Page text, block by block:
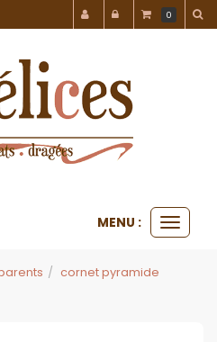
Ouvrir
le
MENU :
cornet pyramide
0